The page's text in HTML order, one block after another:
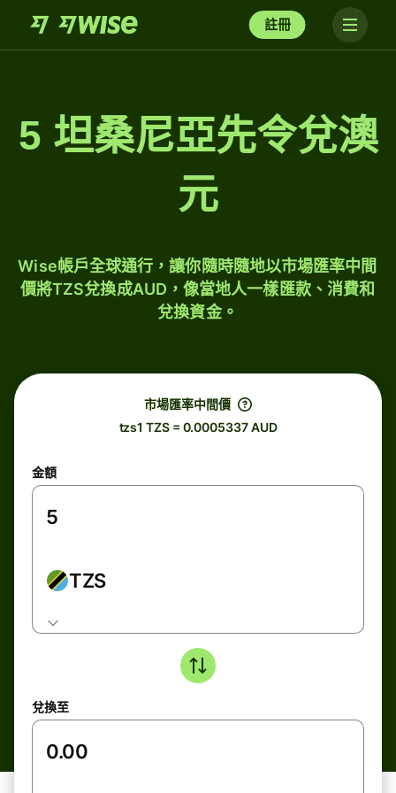
註冊
5 坦桑尼亞先令兌澳
元
Wise帳戶全球通行，讓你隨時隨地以市場匯率中間
價將TZS兌換成AUD，像當地人一樣匯款、消費和
兌換資金。
市場匯率中間價
tzs1 TZS = 0.0005337 AUD
金額
TZS
兌換至